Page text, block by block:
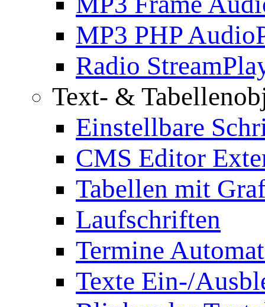
MP3 PHP
Radio
Text- &
Einstellbare
CMS Editor
Tabellen mit
Laufschriften
Termine
Texte Ein-/